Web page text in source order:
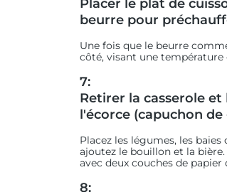
Placer le plat de
beurre pour
Une fois que le beurre
côté, visant une température
7:
Retirer la casserole
l'écorce (capuchon de
Placez les légumes, les
ajoutez le bouillon et la
avec deux couches de
8: